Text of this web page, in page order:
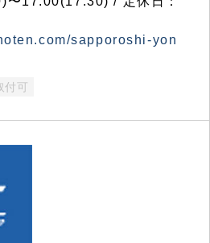
sapporoshi-yon
付可